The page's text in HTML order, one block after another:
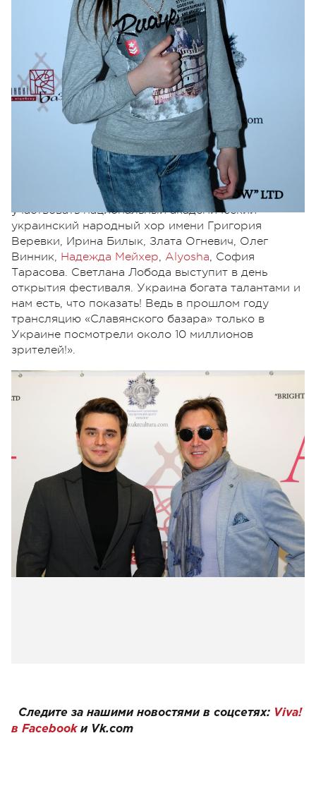
Председатель оргкомитета отбора на
«Славянский базар» от Украины Влад Багинский
поделился особенностями проведения фестиваля
в Витебске в этом году: «На «Славянский базар»
вновь возвращается День Украины. Он носит
название «Вітає Україна!». В этом концерте будут
участвовать национальный академический
украинский народный хор имени Григория
Веревки, Ирина Билык, Злата Огневич, Олег
Винник, Надежда Мейхер, Alyosha, София
Тарасова. Светлана Лобода выступит в день
открытия фестиваля. Украина богата талантами и
нам есть, что показать! Ведь в прошлом году
трансляцию «Славянского базара» только в
Украине посмотрели около 10 миллионов
зрителей!».
Следите за нашими новостями в соцсетях: Viva!
в Facebookи Vk.com